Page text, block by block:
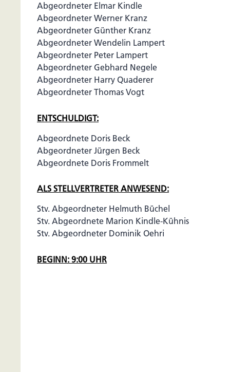
Abgeordneter Elmar Kindle
Abgeordneter Werner Kranz
Abgeordneter Günther Kranz
Abgeordneter Wendelin Lampert
Abgeordneter Peter Lampert
Abgeordneter Gebhard Negele
Abgeordneter Harry Quaderer
Abgeordneter Thomas Vogt
ENTSCHULDIGT:
Abgeordnete Doris Beck
Abgeordneter Jürgen Beck
Abgeordnete Doris Frommelt
ALS STELLVERTRETER ANWESEND:
Stv. Abgeordneter Helmuth Büchel
Stv. Abgeordnete Marion Kindle-Kühnis
Stv. Abgeordneter Dominik Oehri
BEGINN: 9:00 UHR